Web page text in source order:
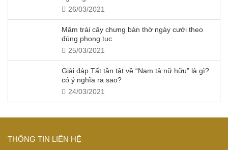
26/03/2021
Mâm trái cây chưng bàn thờ ngày cưới theo
đúng phong tục
25/03/2021
Giải đáp Tất tần tật về “Nam tả nữ hữu” là gì?
có ý nghĩa ra sao?
24/03/2021
THÔNG TIN LIÊN HỆ